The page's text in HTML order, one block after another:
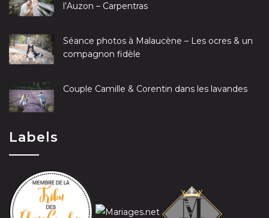
l’Auzon – Carpentras
Séance photos à Malaucène – Les ocres & un
compagnon fidèle
Couple Camille & Corentin dans les lavandes
Labels